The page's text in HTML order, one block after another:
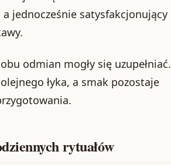
jednocześnie satysfakcjonujący
odmian mogły się uzupełniać.
łyka, a smak pozostaje
rytuałów